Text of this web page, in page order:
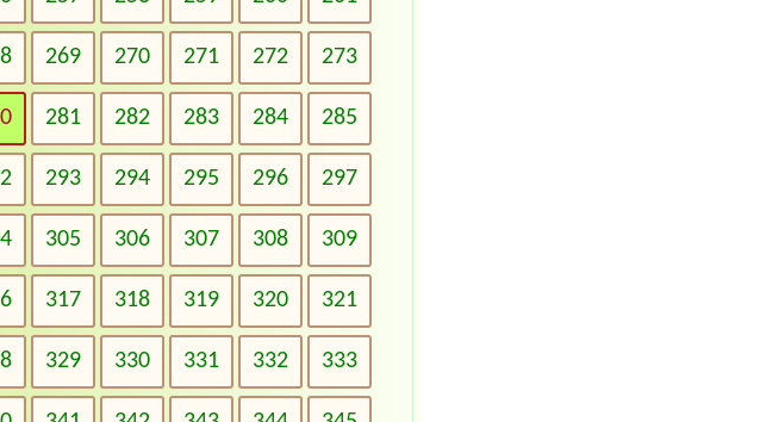
269 270 271 272 273
281 282 283 284 285
293 294 295 296 297
305 306 307 308 309
317 318 319 320 321
329 330 331 332 333